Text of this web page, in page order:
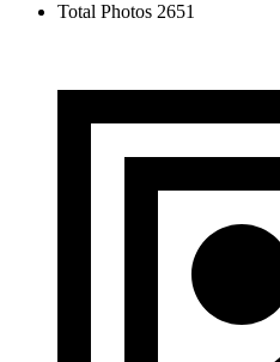
Total Photos 2651